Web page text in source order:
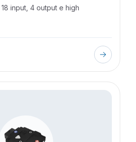
input, 4 output e high